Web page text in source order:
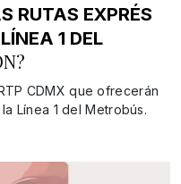
RUTAS EXPRÉS
LÍNEA 1 DEL
CDMX que ofrecerán
Línea 1 del Metrobús.